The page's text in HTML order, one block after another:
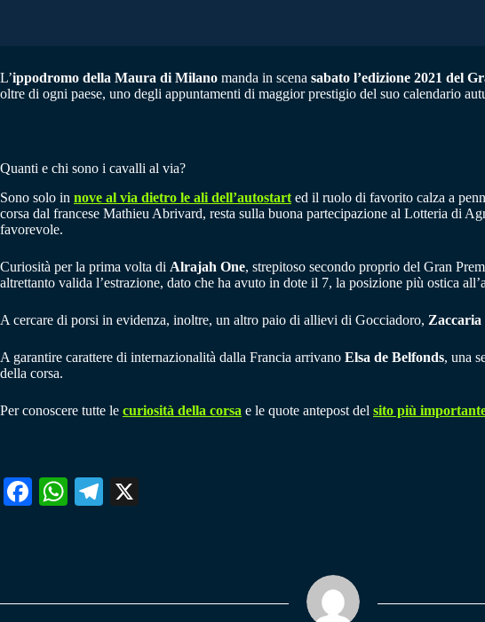
L’ippodromo della Maura di Milano manda in scena sabato l’edizione 2021 del
oltre di ogni paese, uno degli appuntamenti di maggior prestigio del suo calendario
Quanti e chi sono i cavalli al via?
Sono solo in nove al via dietro le ali dell’autostart ed il ruolo di favorito calza a
corsa dal francese Mathieu Abrivard, resta sulla buona partecipazione al Lotteria di
favorevole.
Curiosità per la prima volta di Alrajah One, strepitoso secondo proprio del Gran
altrettanto valida l’estrazione, dato che ha avuto in dote il 7, la posizione più ostica
A cercare di porsi in evidenza, inoltre, un altro paio di allievi di Gocciadoro,
A garantire carattere di internazionalità dalla Francia arrivano Elsa de Belfonds, una
della corsa.
Per conoscere tutte le curiosità della corsa e le quote antepost del sito più
Fa W
pp
Te
m